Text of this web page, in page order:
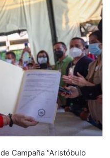
Campaña “Aristóbulo